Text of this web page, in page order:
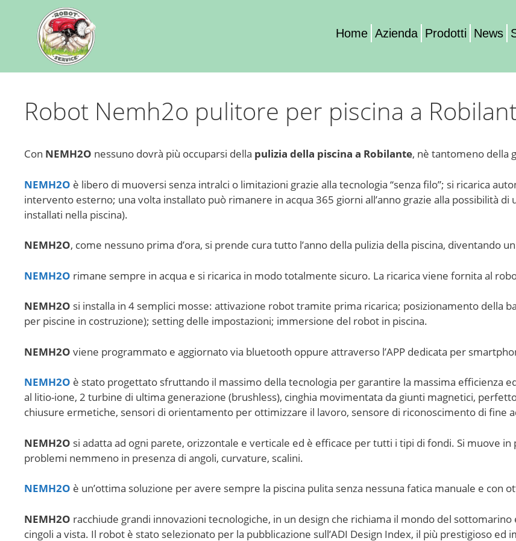
Home Azienda Prodotti News
Robot Nemh2o pulitore per piscina a
Con NEMH2O nessuno dovrà più occuparsi della pulizia della piscina a Robilante, nè tantomeno della
NEMH2O è libero di muoversi senza intralci o limitazioni grazie alla tecnologia “senza filo”; si ricarica
intervento esterno; una volta installato può rimanere in acqua 365 giorni all’anno grazie alla possibilità
installati nella piscina).
NEMH2O, come nessuno prima d’ora, si prende cura tutto l’anno della pulizia della piscina, diventando
NEMH2O rimane sempre in acqua e si ricarica in modo totalmente sicuro. La ricarica viene fornita al
NEMH2O si installa in 4 semplici mosse: attivazione robot tramite prima ricarica; posizionamento della
per piscine in costruzione); setting delle impostazioni; immersione del robot in piscina.
NEMH2O viene programmato e aggiornato via bluetooth oppure attraverso l’APP dedicata per
NEMH2O è stato progettato sfruttando il massimo della tecnologia per garantire la massima efficienza
al litio-ione, 2 turbine di ultima generazione (brushless), cinghia movimentata da giunti magnetici,
chiusure ermetiche, sensori di orientamento per ottimizzare il lavoro, sensore di riconoscimento di fine
NEMH2O si adatta ad ogni parete, orizzontale e verticale ed è efficace per tutti i tipi di fondi. Si muove
problemi nemmeno in presenza di angoli, curvature, scalini.
NEMH2O è un’ottima soluzione per avere sempre la piscina pulita senza nessuna fatica manuale e con
NEMH2O racchiude grandi innovazioni tecnologiche, in un design che richiama il mondo del
cingoli a vista. Il robot è stato selezionato per la pubblicazione sull’ADI Design Index, il più prestigioso